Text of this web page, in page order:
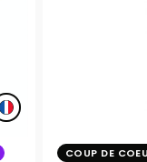
COUP DE